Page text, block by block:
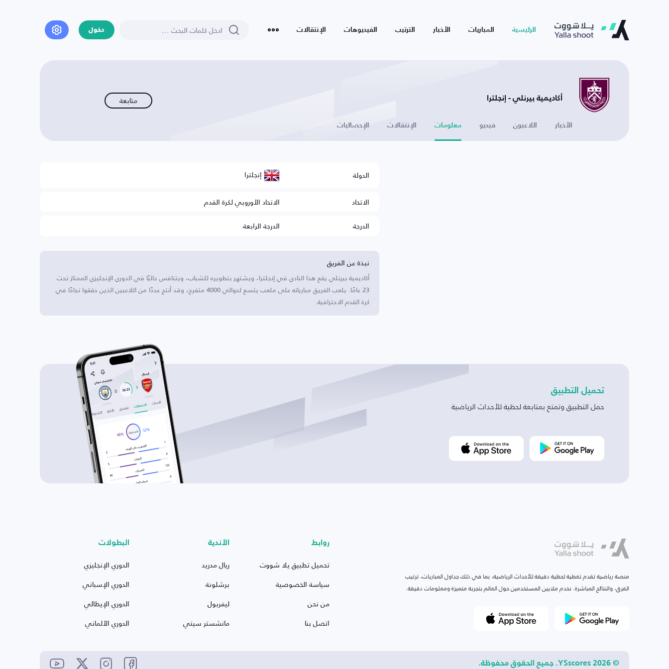
الرئيسية المباريات الأخبار الترتيب الفيديوهات الإنتقالات دخول
أكاديمية بيرنلي - إنجلترا متابعة
الأخبار اللاعبون فيديو معلومات الإنتقالات الإحصائيات
الدولة إنجلترا
الاتحاد
الاتحاد الأوروبي لكرة القدم
الدرجة
الدرجة الرابعة
نبذة عن الفريق
أكاديمية بيرنلي يقع هذا النادي في إنجلترا، ويشتهر بتطويره للشباب، ويتنافس حاليًا في الدوري الإنجليزي الممتاز تحت
23 عامًا. يلعب الفريق مبارياته على ملعب يتسع لحوالي 4000 متفرج، وقد أنتج عددًا من اللاعبين الذين حققوا نجاحًا في
كرة القدم الاحترافية.
تحميل التطبيق
حمل التطبيق وتمتع بمتابعة لحظية للأحداث الرياضية
منصة رياضية تقدم تغطية لحظية دقيقة للأحداث الرياضية، بما في ذلك جداول المباريات، ترتيب
الفرق، والنتائج المباشرة. نخدم ملايين المستخدمين حول العالم بتجربة متميزة ومعلومات دقيقة.
روابط
تحميل تطبيق يلا شووت
سياسة الخصوصية
من نحن
اتصل بنا
الأندية
ريال مدريد
برشلونة
ليفربول
مانشستر سيتي
البطولات
الدوري الإنجليزي
الدوري الإسباني
الدوري الإيطالي
الدوري الألماني
© 2026 YSscores. جميع الحقوق محفوظة.